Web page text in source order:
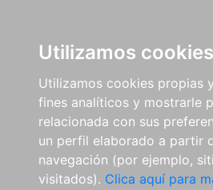
Utilizamos cookies
Utilizamos cookies propias
fines analíticos y mostrarle
relacionada con sus
un perfil elaborado a partir
navegación (por ejemplo,
visitados). Clica aquí para